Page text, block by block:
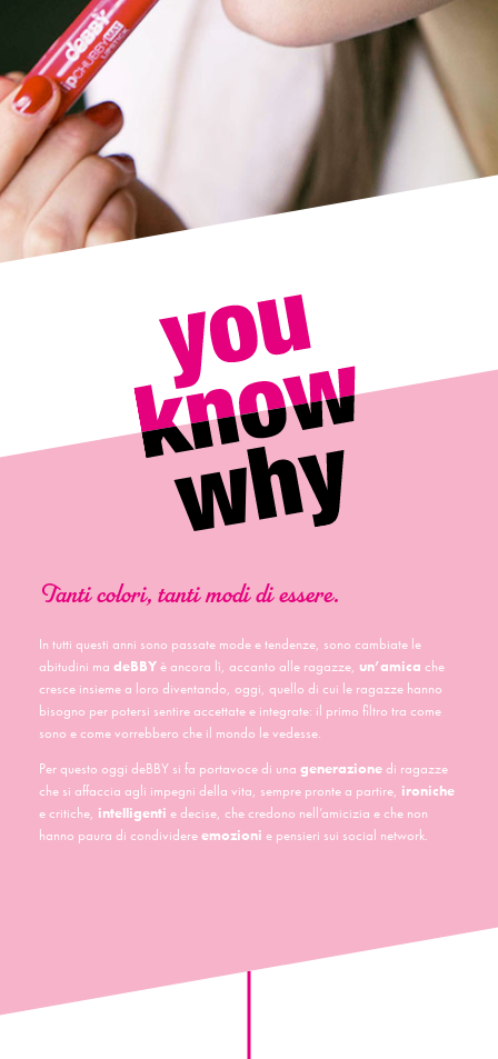
Tanti colori, tanti modi di essere.
In tutti questi anni sono passate mode e tendenze, sono cambiate le
abitudini ma deBBYè ancora lì, accanto alle ragazze, un’amica che
cresce insieme a loro diventando, oggi, quello di cui le ragazze hanno
bisogno per potersi sentire accettate e integrate: il primo filtro tra come
sono e come vorrebbero che il mondo le vedesse.
Per questo oggi deBBY si fa portavoce di una generazionedi ragazze
che si affaccia agli impegni della vita, sempre pronte a partire, ironiche
e critiche, intelligenti e decise, che credono nell’amicizia e che non
hanno paura di condividereemozioni e pensieri sui social network.